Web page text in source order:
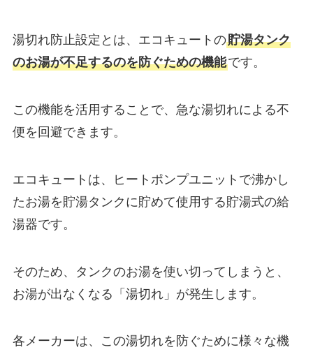
湯切れ防止設定とは、エコキュートの貯湯タンク
のお湯が不足するのを防ぐための機能です。
この機能を活用することで、急な湯切れによる不
便を回避できます。
エコキュートは、ヒートポンプユニットで沸かし
たお湯を貯湯タンクに貯めて使用する貯湯式の給
湯器です。
そのため、タンクのお湯を使い切ってしまうと、
お湯が出なくなる「湯切れ」が発生します。
各メーカーは、この湯切れを防ぐために様々な機